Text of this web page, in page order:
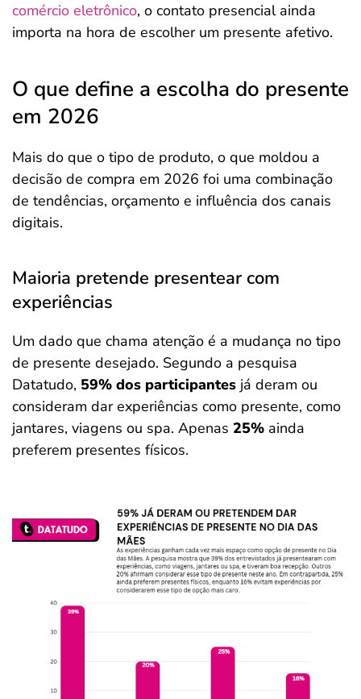
comércio eletrônico, o contato presencial ainda
importa na hora de escolher um presente afetivo.
O que define a escolha do presente
em 2026
Mais do que o tipo de produto, o que moldou a
decisão de compra em 2026 foi uma combinação
de tendências, orçamento e influência dos canais
digitais.
Maioria pretende presentear com
experiências
Um dado que chama atenção é a mudança no tipo
de presente desejado. Segundo a pesquisa
Datatudo, 59% dos participantes já deram ou
consideram dar experiências como presente, como
jantares, viagens ou spa. Apenas 25% ainda
preferem presentes físicos.